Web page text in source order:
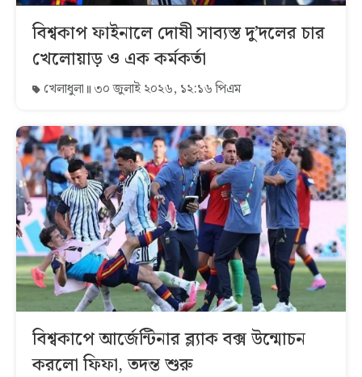
বিশ্বকাপ ফাইনালে দোষী সাব্যস্ত দু’দলের চার
খেলোয়াড় ও এক কর্মকর্তা
খেলাধুলা ৩০ জুলাই ২০২৬, ১২:১৬ পিএম
বিশ্বকাপে আর্জেন্টিনার ব্ল্যাক বক্স উন্মোচন
করলো ফিফা, তদন্ত শুরু